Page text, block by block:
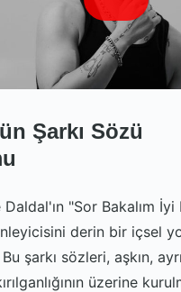
Şarkı Sözü
Daldal'ın "Sor Bakalım İyi
derin bir içsel
Bu şarkı sözleri, aşkın,
üzerine